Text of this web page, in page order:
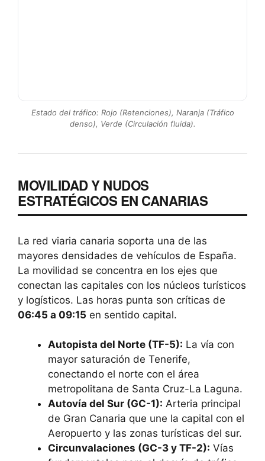
Estado del tráfico: Rojo (Retenciones), Naranja (Tráfico
denso), Verde (Circulación fluida).
MOVILIDAD Y NUDOS
ESTRATÉGICOS EN CANARIAS
La red viaria canaria soporta una de las
mayores densidades de vehículos de España.
La movilidad se concentra en los ejes que
conectan las capitales con los núcleos turísticos
y logísticos. Las horas punta son críticas de
06:45 a 09:15 en sentido capital.
Autopista del Norte (TF-5): La vía con
mayor saturación de Tenerife,
conectando el norte con el área
metropolitana de Santa Cruz-La Laguna.
Autovía del Sur (GC-1): Arteria principal
de Gran Canaria que une la capital con el
Aeropuerto y las zonas turísticas del sur.
Circunvalaciones (GC-3 y TF-2): Vías